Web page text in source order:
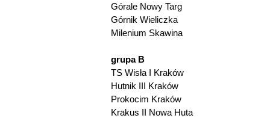
Górale Nowy Targ
Górnik Wieliczka
Milenium Skawina
grupa B
TS Wisła I Kraków
Hutnik III Kraków
Prokocim Kraków
Krakus II Nowa Huta